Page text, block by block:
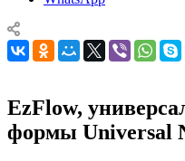
EzFlow,
формы Universal